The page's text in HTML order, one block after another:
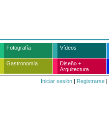
Fotografía Vídeos
Gastronomía
Diseño +
Arquitectura
Iniciar sesión | Registrarse |